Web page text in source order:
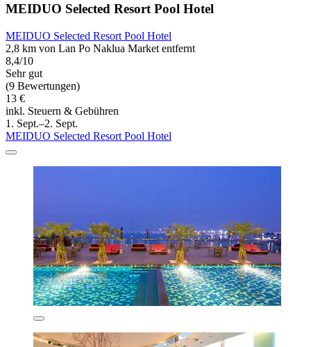
MEIDUO Selected Resort Pool Hotel
MEIDUO Selected Resort Pool Hotel
2,8 km von Lan Po Naklua Market entfernt
8,4/10
Sehr gut
(9 Bewertungen)
13 €
inkl. Steuern & Gebühren
1. Sept.–2. Sept.
MEIDUO Selected Resort Pool Hotel